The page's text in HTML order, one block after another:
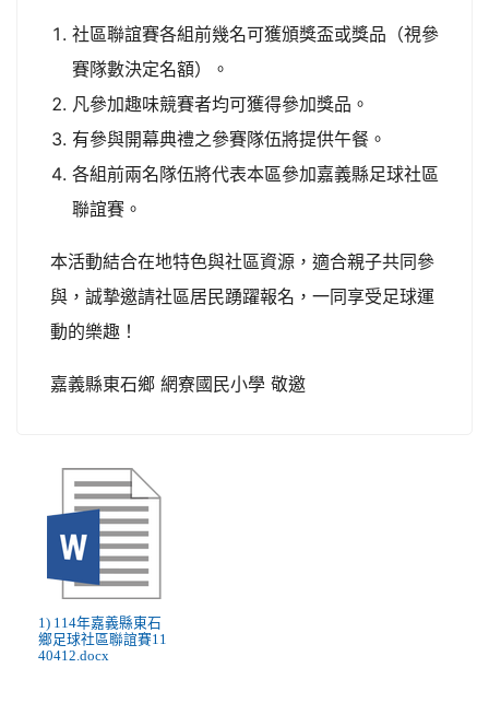
社區聯誼賽各組前幾名可獲頒獎盃或獎品（視參
賽隊數決定名額）。
凡參加趣味競賽者均可獲得參加獎品。
有參與開幕典禮之參賽隊伍將提供午餐。
各組前兩名隊伍將代表本區參加嘉義縣足球社區
聯誼賽。
本活動結合在地特色與社區資源，適合親子共同參
與，誠摯邀請社區居民踴躍報名，一同享受足球運
動的樂趣！
嘉義縣東石鄉 網寮國民小學 敬邀
1) 114年嘉義縣東石
鄉足球社區聯誼賽11
40412.docx